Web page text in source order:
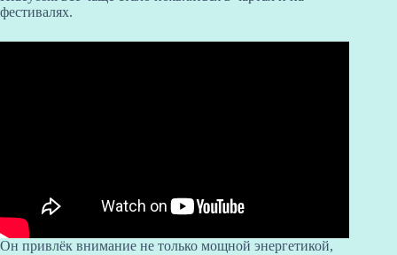
фестивалях.
Он привлёк внимание не только мощной энергетикой,